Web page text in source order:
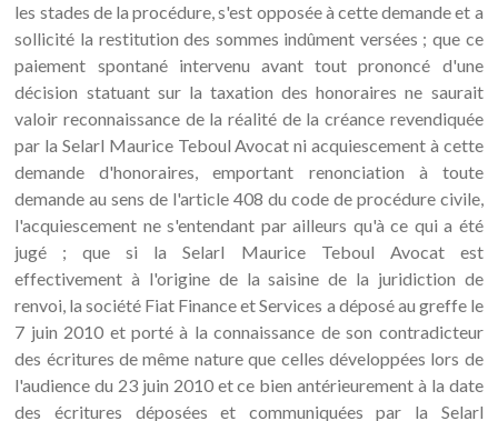
les stades de la procédure, s'est opposée à cette demande et a
sollicité la restitution des sommes indûment versées ; que ce
paiement spontané intervenu avant tout prononcé d'une
décision statuant sur la taxation des honoraires ne saurait
valoir reconnaissance de la réalité de la créance revendiquée
par la Selarl Maurice Teboul Avocat ni acquiescement à cette
demande d'honoraires, emportant renonciation à toute
demande au sens de l'article 408 du code de procédure civile,
l'acquiescement ne s'entendant par ailleurs qu'à ce qui a été
jugé ; que si la Selarl Maurice Teboul Avocat est
effectivement à l'origine de la saisine de la juridiction de
renvoi, la société Fiat Finance et Services a déposé au greffe le
7 juin 2010 et porté à la connaissance de son contradicteur
des écritures de même nature que celles développées lors de
l'audience du 23 juin 2010 et ce bien antérieurement à la date
des écritures déposées et communiquées par la Selarl